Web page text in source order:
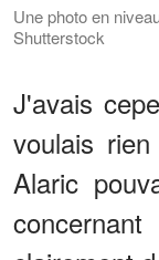
Une photo en
Shutterstock
J'avais
voulais
Alaric